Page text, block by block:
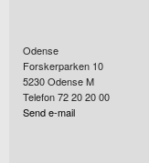
Odense
Forskerparken 10
5230Odense M
Telefon 72 20 20 00
Send e-mail